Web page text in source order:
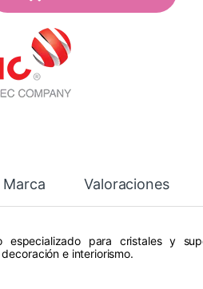
Marca Valoraciones
para cristales y
e interiorismo.